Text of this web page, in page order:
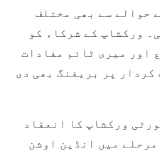
حوالے سے بھی مختلف
ورکشاپ کے شرکاء کو
اور میری ٹائم مفادات
کردار پر بریفنگ بھی دی
ورکشاپ کا انعقاد
میں انڈین اوشن